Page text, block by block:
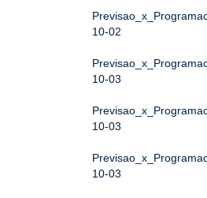
10-02
10-03
10-03
10-03